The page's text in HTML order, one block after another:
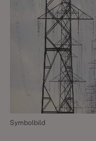
Symbolbild